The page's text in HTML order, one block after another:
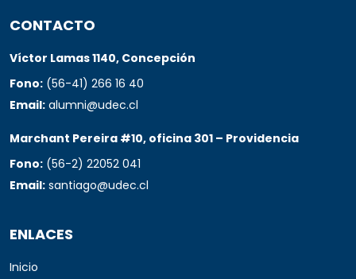
CONTACTO
Víctor Lamas 1140, Concepción
Fono: (56-41) 266 16 40
Email: alumni@udec.cl
Marchant Pereira #10, oficina 301 – Providencia
Fono: (56-2) 22052 041
Email: santiago@udec.cl
ENLACES
Inicio